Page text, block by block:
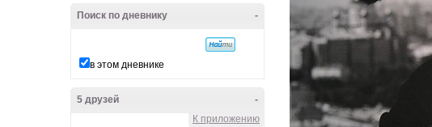
-
Поиск по дневнику
в этом дневнике
-
5 друзей
К приложению